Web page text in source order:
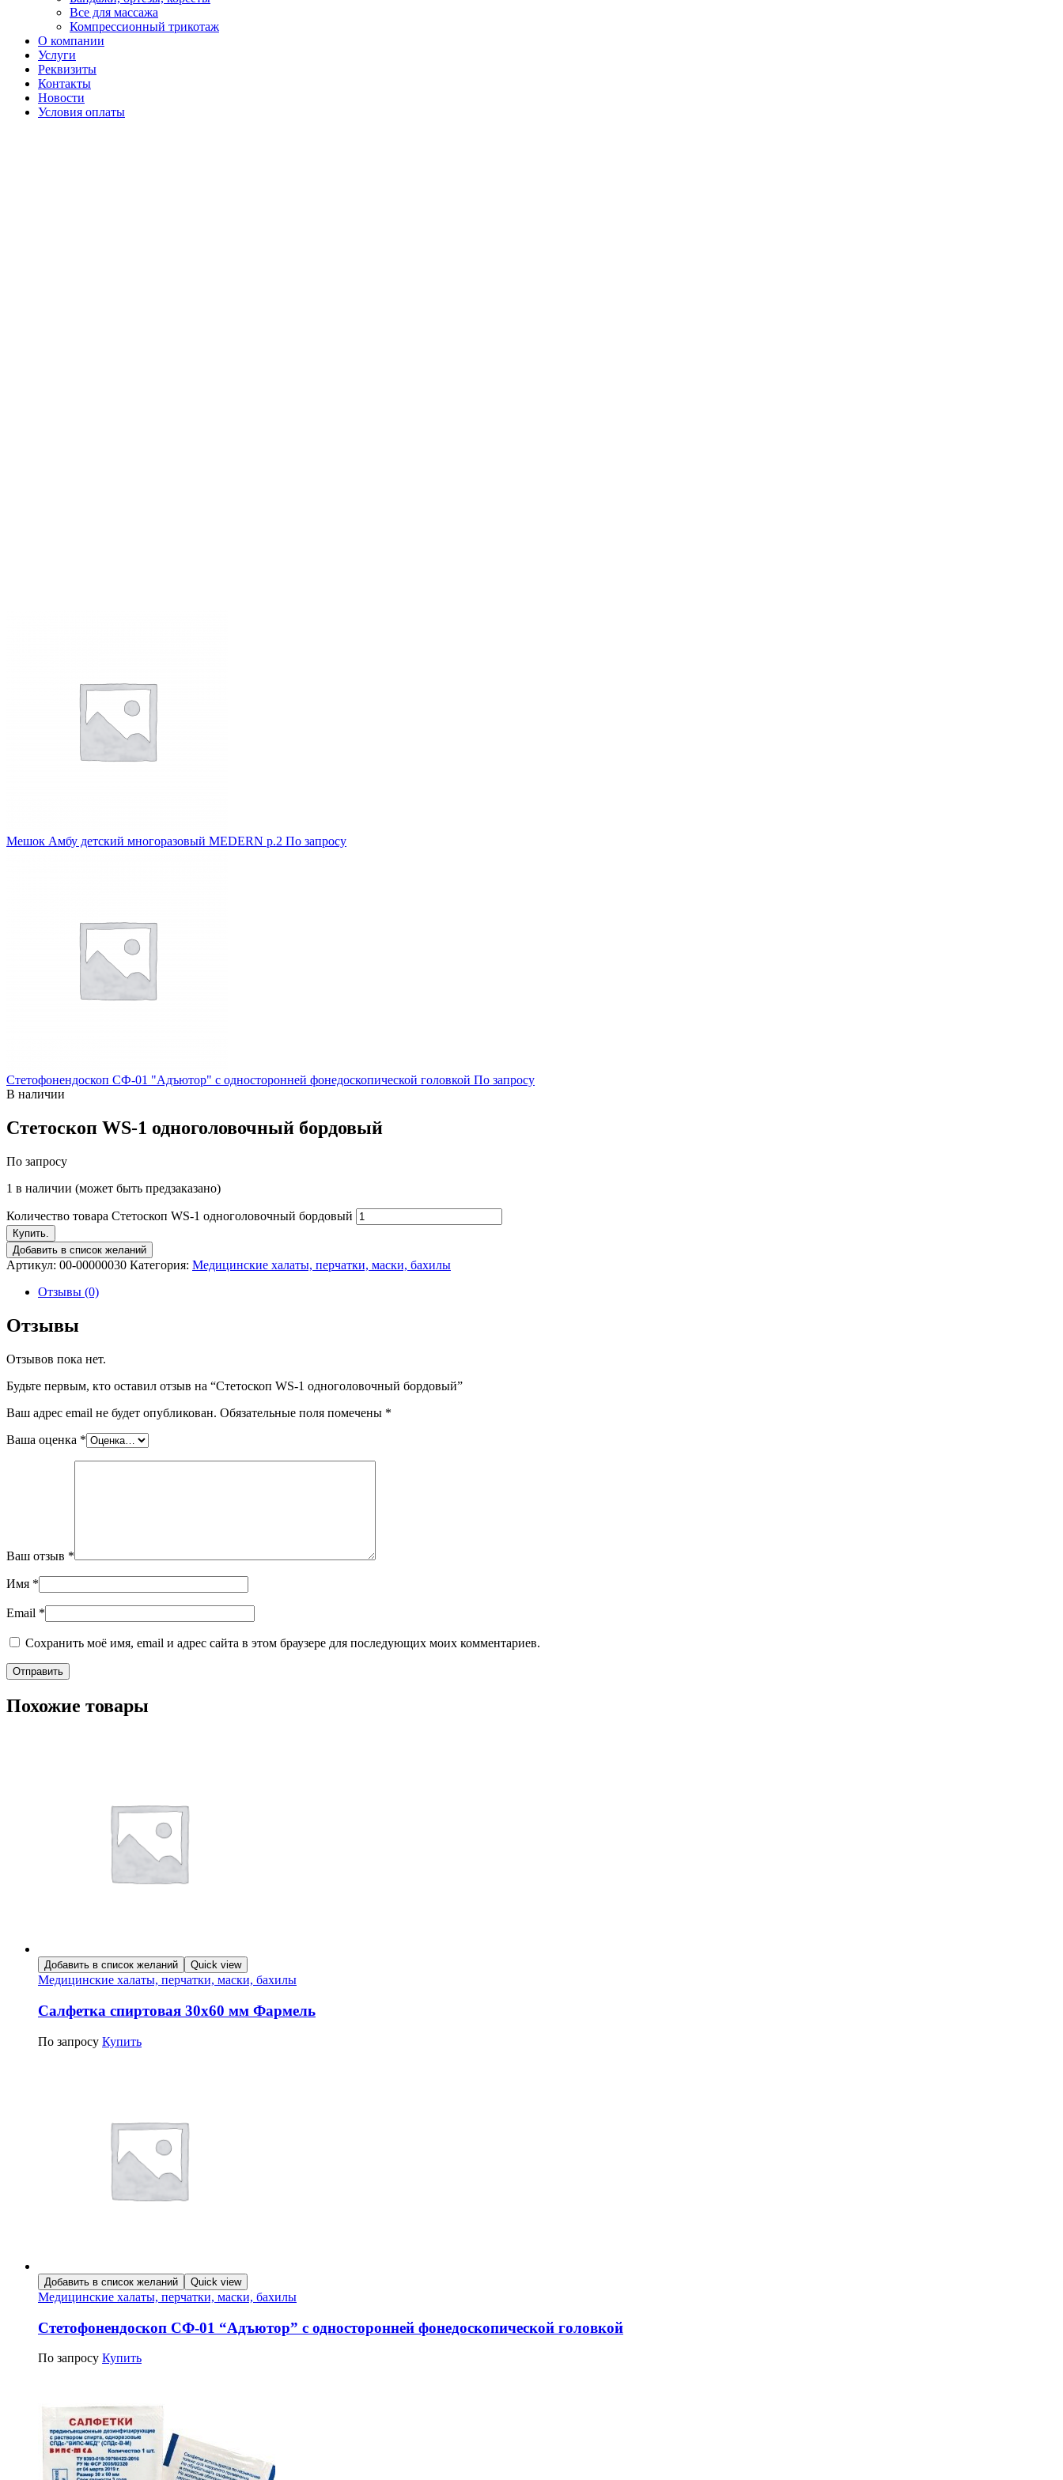
Все для массажа
Компрессионный трикотаж
О компании
Услуги
Реквизиты
Контакты
Новости
Условия оплаты
Мешок Амбу детский многоразовый МEDERN р.2 По запросу
Стетофонендоскоп СФ-01 "Адъютор" с односторонней фонедоскопической головкой По запросу
В наличии
Стетоскоп WS-1 одноголовочный бордовый
По запросу
1 в наличии (может быть предзаказано)
Количество товара Стетоскоп WS-1 одноголовочный бордовый
Купить.
Добавить в список желаний
Артикул: 00-00000030 Категория: Медицинские халаты, перчатки, маски, бахилы
Отзывы (0)
Отзывы
Отзывов пока нет.
Будьте первым, кто оставил отзыв на “Стетоскоп WS-1 одноголовочный бордовый”
Ваш адрес email не будет опубликован. Обязательные поля помечены *
Ваша оценка *
Ваш отзыв *
Имя *
Email *
Сохранить моё имя, email и адрес сайта в этом браузере для последующих моих комментариев.
Похожие товары
Добавить в список желаний Quick view
Медицинские халаты, перчатки, маски, бахилы
Салфетка спиртовая 30х60 мм Фармель
По запросу Купить
Добавить в список желаний Quick view
Медицинские халаты, перчатки, маски, бахилы
Стетофонендоскоп СФ-01 “Адъютор” с односторонней фонедоскопической головкой
По запросу Купить